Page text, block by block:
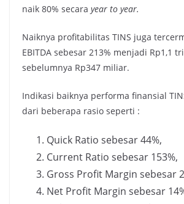
naik 80% secara year to year.
Naiknya profitabilitas TINS juga
EBITDA sebesar 213% menjadi Rp1,1
sebelumnya Rp347 miliar.
Indikasi baiknya performa finansial
dari beberapa rasio seperti :
Quick Ratio sebesar 44%,
Current Ratio sebesar 153%,
Gross Profit Margin sebesar
Net Profit Margin sebesar